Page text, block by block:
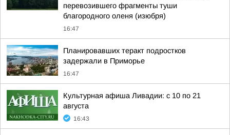
перевозившего фрагменты туши
благородного оленя (изюбря)
16:47
Планировавших теракт подростков
задержали в Приморье
16:47
Культурная афиша Ливадии: с 10 по 21
августа
16:43